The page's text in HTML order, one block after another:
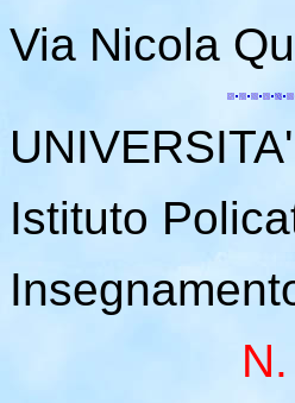
Via Nicola
Istituto